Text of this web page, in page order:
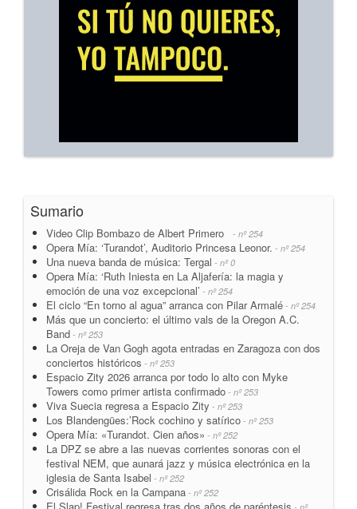
Sumario
Video Clip Bombazo de Albert Primero - nº 254
Opera Mía: ‘Turandot’, Auditorio Princesa Leonor. - nº 254
Una nueva banda de música: Tergal - nº 0
Opera Mía: ‘Ruth Iniesta en La Aljafería: la magia y
emoción de una voz excepcional’ - nº 254
El ciclo “En torno al agua” arranca con Pilar Armalé - nº 254
Más que un concierto: el último vals de la Oregon A.C.
Band - nº 253
La Oreja de Van Gogh agota entradas en Zaragoza con dos
conciertos históricos - nº 253
Espacio Zity 2026 arranca por todo lo alto con Myke
Towers como primer artista confirmado - nº 253
Viva Suecia regresa a Espacio Zity - nº 253
Los Blandengües:’Rock cochino y satírico - nº 253
Opera Mía: «Turandot. Cien años» - nº 252
La DPZ se abre a las nuevas corrientes sonoras con el
festival NEM, que aunará jazz y música electrónica en la
iglesia de Santa Isabel - nº 252
Crisálida Rock en la Campana - nº 252